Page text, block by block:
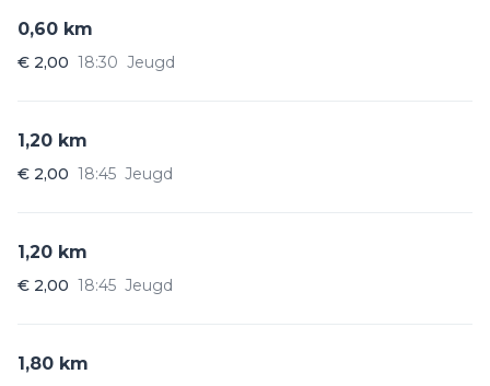
0,60 km
18:30 Jeugd
€ 2,00
1,20 km
18:45 Jeugd
€ 2,00
1,20 km
18:45 Jeugd
€ 2,00
1,80 km